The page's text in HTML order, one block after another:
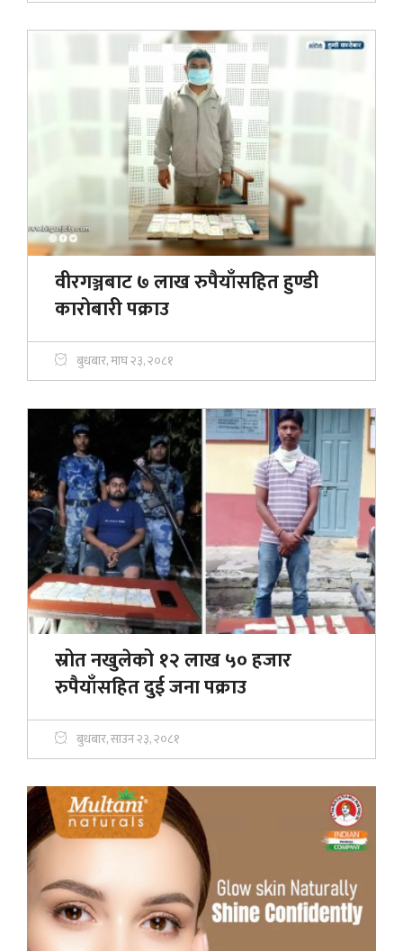
वीरगञ्जबाट ७ लाख रुपैयाँसहित हुण्डी
कारोबारी पक्राउ
बुधबार, माघ २३, २०८१
स्रोत नखुलेको १२ लाख ५० हजार
रुपैयाँसहित दुई जना पक्राउ
बुधबार, साउन २३, २०८१